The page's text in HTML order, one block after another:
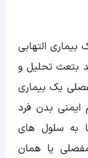
التهابی
بتعث تحلیل و
یک بیماری
بدن فرد
به سلول های
یا همان